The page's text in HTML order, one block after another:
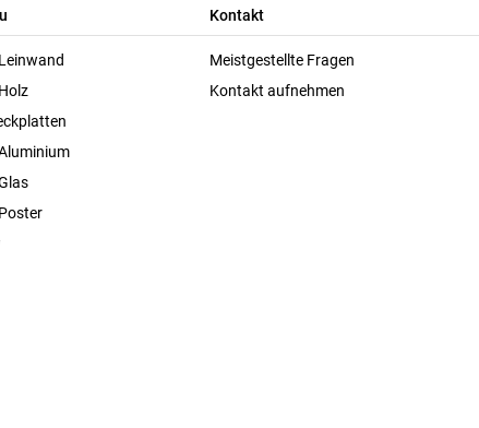
Kontakt
Meistgestellte Fragen
Kontakt aufnehmen